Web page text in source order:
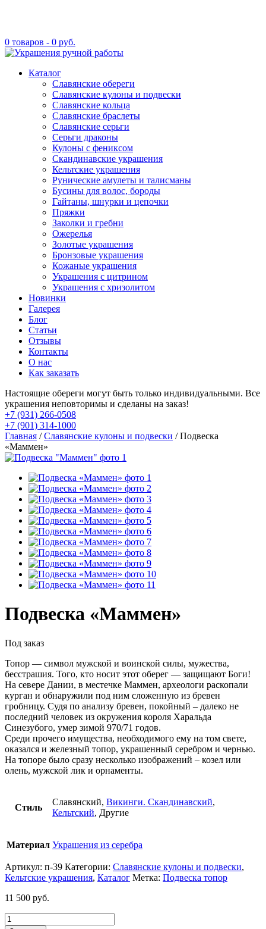
0 товаров - 0 руб.
Каталог
Славянские обереги
Славянские кулоны и подвески
Славянские кольца
Славянские браслеты
Славянские серьги
Серьги драконы
Кулоны с фениксом
Скандинавские украшения
Кельтские украшения
Рунические амулеты и талисманы
Бусины для волос, бороды
Гайтаны, шнурки и цепочки
Пряжки
Заколки и гребни
Ожерелья
Золотые украшения
Бронзовые украшения
Кожаные украшения
Украшения с цитрином
Украшения с хризолитом
Новинки
Галерея
Блог
Статьи
Отзывы
Контакты
О нас
Как заказать
Настоящие обереги могут быть только индивидуальными. Все
украшения неповторимы и сделаны на заказ!
+7 (931) 266-0508
+7 (901) 314-1000
Главная /Славянские кулоны и подвески / Подвеска
«Маммен»
Подвеска «Маммен»
Под заказ
Топор — символ мужской и воинской силы, мужества,
бесстрашия. Того, кто носит этот оберег — защищают Боги!
На севере Дании, в местечке Маммен, археологи раскопали
курган и обнаружили под ним сложенную из бревен
гробницу. Судя по анализу бревен, покойный – далеко не
последний человек из окружения короля Харальда
Синезубого, умер зимой 970/71 годов.
Среди прочего имущества, необходимого ему на том свете,
оказался и железный топор, украшенный серебром и чернью.
На топоре было сразу несколько изображений – козел или
олень, мужской лик и орнаменты.
Стиль
Славянский, Викинги. Скандинавский,
Кельтский, Другие
Материал Украшения из серебра
Артикул: п-39 Категории: Славянские кулоны и подвески,
Кельтские украшения, Каталог Метка: Подвеска топор
11 500 руб.